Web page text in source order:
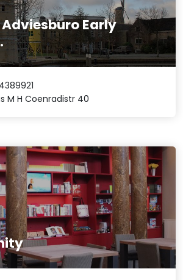
Early
M H Coenradistr 40